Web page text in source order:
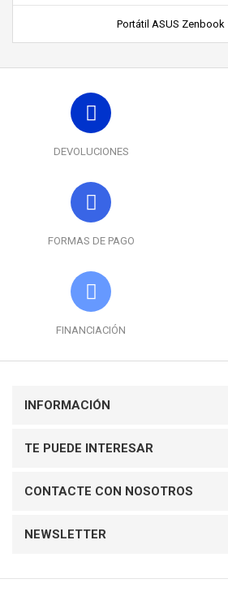
Portátil ASUS Zenbook
DEVOLUCIONES
FORMAS DE PAGO
FINANCIACIÓN
INFORMACIÓN
TE PUEDE INTERESAR
CONTACTE CON NOSOTROS
NEWSLETTER